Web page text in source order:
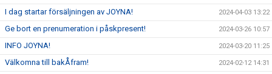
I dag startar försäljningen av JOYNA! 2024-04-03 13:22
Ge bort en prenumeration i påskpresent! 2024-03-26 10:57
INFO JOYNA! 2024-03-20 11:25
Välkomna till bakÅfram! 2024-02-12 14:31